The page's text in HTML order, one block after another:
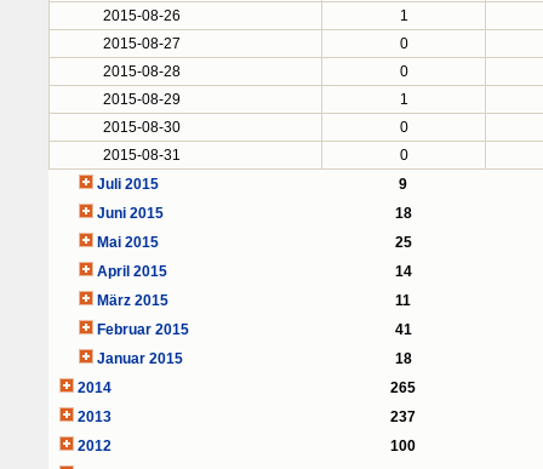
2015-08-26
1
2015-08-27
0
2015-08-28
0
2015-08-29
1
2015-08-30
0
2015-08-31
0
Juli 2015
9
Juni 2015
18
Mai 2015
25
April 2015
14
März 2015
11
Februar 2015
41
Januar 2015
18
2014
265
2013
237
2012
100